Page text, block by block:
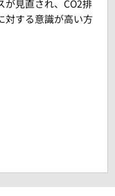
が見直され、CO2排
対する意識が高い方